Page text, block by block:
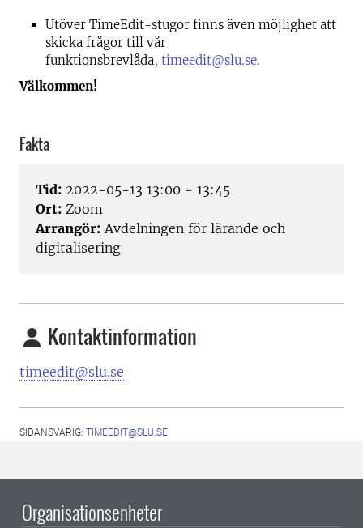
Utöver TimeEdit-stugor finns även möjlighet att
skicka frågor till vår
funktionsbrevlåda, timeedit@slu.se.
Välkommen!
Fakta
Tid: 2022-05-13 13:00 - 13:45
Ort: Zoom
Arrangör: Avdelningen för lärande och
digitalisering
Kontaktinformation
timeedit@slu.se
SIDANSVARIG: TIMEEDIT@SLU.SE
Organisationsenheter